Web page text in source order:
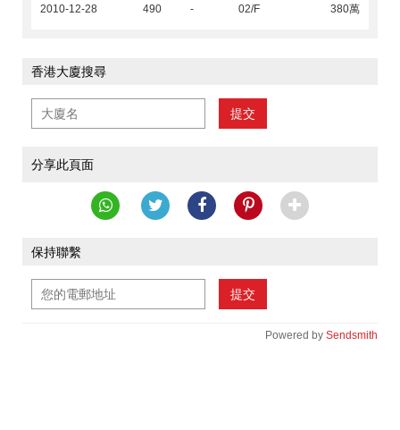
2010-12-28
490 - 02/F 380萬
香港大廈搜尋
提交
分享此頁面
保持聯繫
提交
Powered by Sendsmith